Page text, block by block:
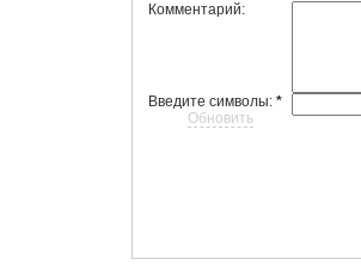
Комментарий:
Введите символы:*
Обновить